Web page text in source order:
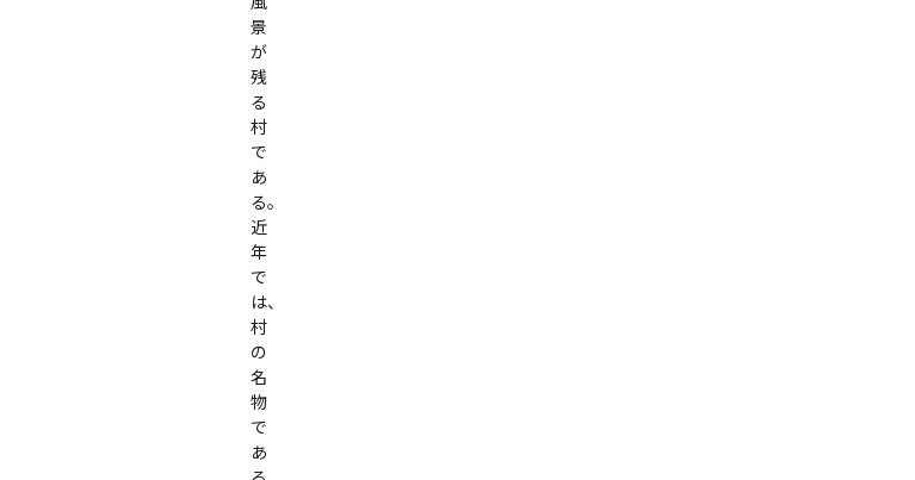
景
が
残
る
村
で
あ
る。
近
年
で
は、
村
の
名
物
で
あ